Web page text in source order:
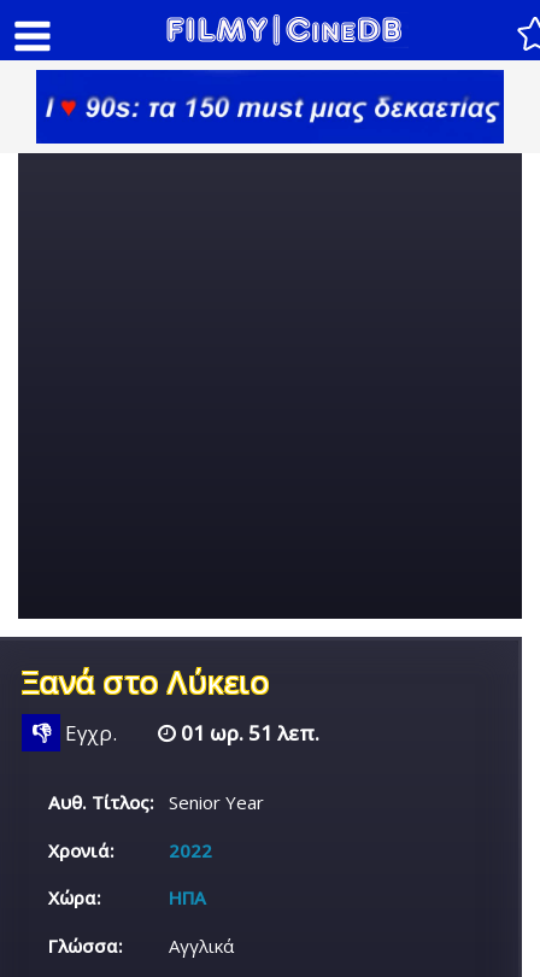
Ξανά στο Λύκειο
👎 Εγχρ. 01 ωρ. 51 λεπ.
Αυθ. Τίτλος:
Senior Year
Χρονιά:
2022
Χώρα:
ΗΠΑ
Γλώσσα:
Αγγλικά